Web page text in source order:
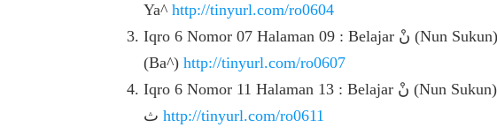
Ya^ http://tinyurl.com/ro0604
Iqro 6 Nomor 07 Halaman 09 : Belajar نْ (Nun Sukun) atau Tanwin Bertemu ب
(Ba^) http://tinyurl.com/ro0607
Iqro 6 Nomor 11 Halaman 13 : Belajar نْ (Nun Sukun) atau Tanwin Bertemu ت
http://tinyurl.com/ro0611